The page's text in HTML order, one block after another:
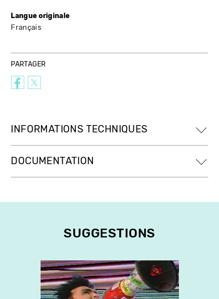
Langue originale
Français
PARTAGER
INFORMATIONS TECHNIQUES
DOCUMENTATION
SUGGESTIONS